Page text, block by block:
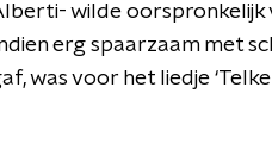
wilde
erg spaarzaam met
was voor het liedje